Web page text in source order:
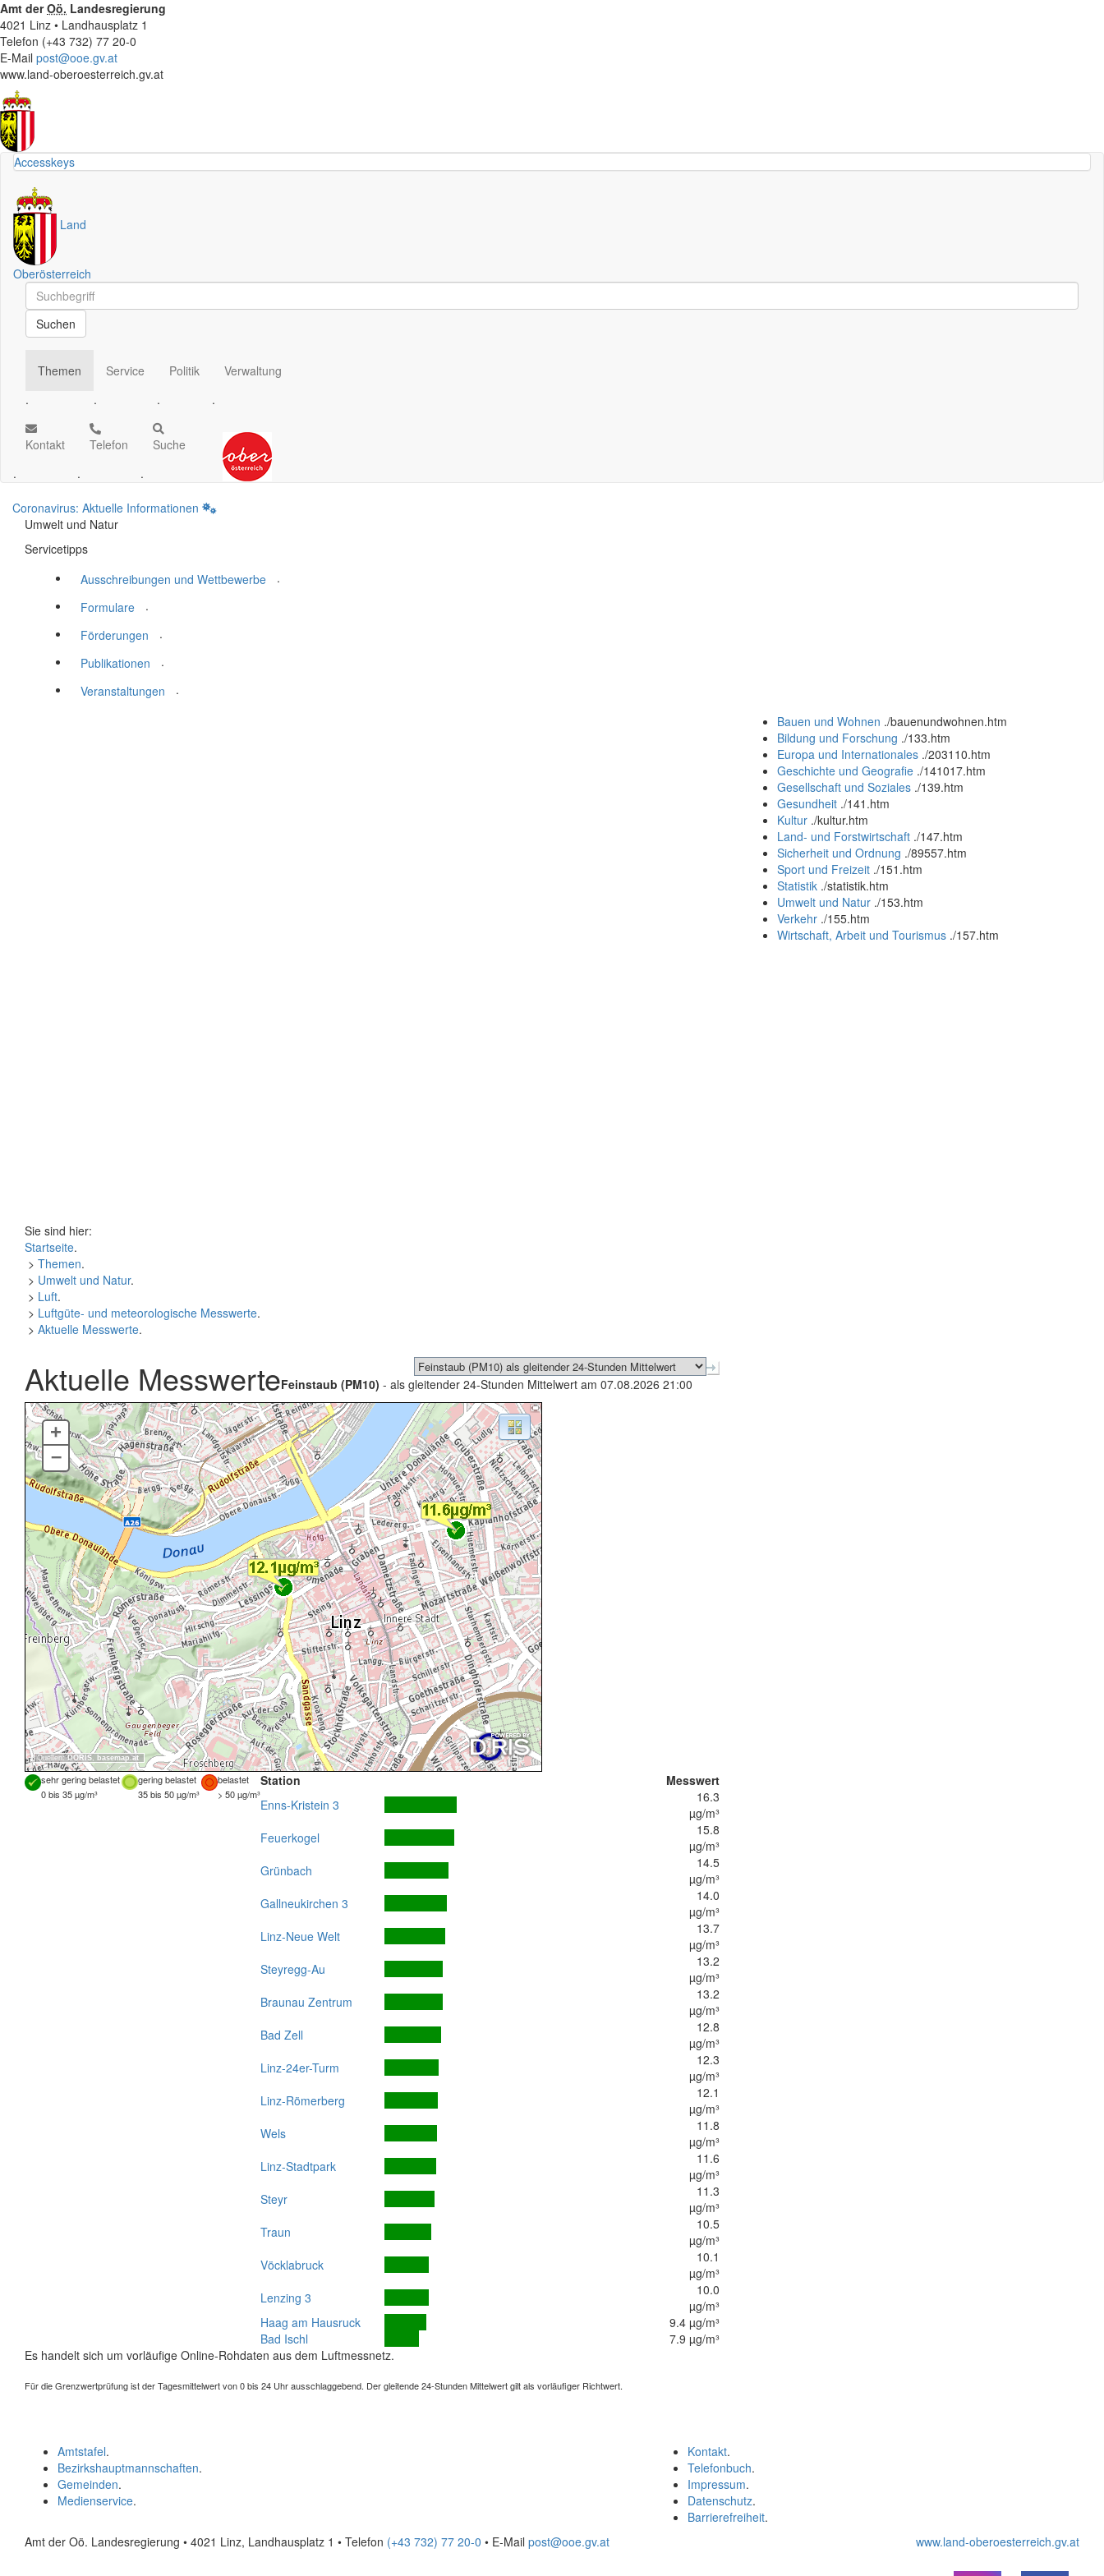
Amt derOö. Landesregierung
4021 Linz • Landhausplatz 1
Telefon (+43 732) 77 20-0
E-Mail post@ooe.gv.at
www.land-oberoesterreich.gv.at
Accesskeys
Land
Oberösterreich
Schnellsuche
Schnellsuche
Suchen
Themen
.
Service
.
Politik
.
Verwaltung
.
Kontakt
.
Telefon
.
Suche
.
Coronavirus: Aktuelle Informationen
Umwelt und Natur
Servicetipps
Ausschreibungen und Wettbewerbe
.
Formulare
.
Förderungen
.
Publikationen
.
Veranstaltungen
.
Bauen und Wohnen ./bauenundwohnen.htm
Bildung und Forschung ./133.htm
Europa und Internationales ./203110.htm
Geschichte und Geografie ./141017.htm
Gesellschaft und Soziales ./139.htm
Gesundheit ./141.htm
Kultur ./kultur.htm
Land- und Forstwirtschaft ./147.htm
Sicherheit und Ordnung ./89557.htm
Sport und Freizeit ./151.htm
Statistik ./statistik.htm
Umwelt und Natur ./153.htm
Verkehr ./155.htm
Wirtschaft, Arbeit und Tourismus ./157.htm
Sie sind hier:
Startseite.
> Themen.
> Umwelt und Natur.
> Luft.
> Luftgüte- und meteorologische Messwerte.
> Aktuelle Messwerte.
Aktuelle MesswerteFeinstaub (PM10) - als gleitender 24-Stunden Mittelwert am 07.08.2026 21:00
Quellen:DORIS, basemap.at
+
–
sehr gering belastet gering belastet
belastet
0 bis 35 µg/m³
35 bis 50 µg/m³ > 50 µg/m³
Station
Messwert
Enns-Kristein 3
16.3
µg/m³
Feuerkogel
15.8
µg/m³
Grünbach
14.5
µg/m³
Gallneukirchen 3
14.0
µg/m³
Linz-Neue Welt
13.7
µg/m³
Steyregg-Au
13.2
µg/m³
Braunau Zentrum
13.2
µg/m³
Bad Zell
12.8
µg/m³
Linz-24er-Turm
12.3
µg/m³
Linz-Römerberg
12.1
µg/m³
Wels
11.8
µg/m³
Linz-Stadtpark
11.6
µg/m³
Steyr
11.3
µg/m³
Traun
10.5
µg/m³
Vöcklabruck
10.1
µg/m³
Lenzing 3
10.0
µg/m³
Haag am Hausruck
9.4 µg/m³
Bad Ischl
7.9 µg/m³
Es handelt sich um vorläufige Online-Rohdaten aus dem Luftmessnetz.
Für die Grenzwertprüfung ist der Tagesmittelwert von 0 bis 24 Uhr ausschlaggebend. Der gleitende 24-Stunden Mittelwert gilt als vorläufiger Richtwert.
Kontakt.
Telefonbuch.
Impressum.
Datenschutz.
Barrierefreiheit.
Amtstafel.
Bezirkshauptmannschaften.
Gemeinden.
Medienservice.
Amt der Oö. Landesregierung • 4021 Linz, Landhausplatz 1 • Telefon (+43 732) 77 20-0 • E-Mail post@ooe.gv.at www.land-oberoesterreich.gv.at